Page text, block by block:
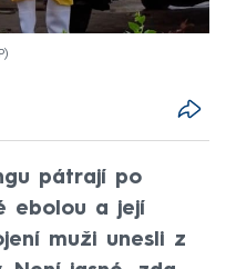
pátrají po
ebolou a její
muži unesli z